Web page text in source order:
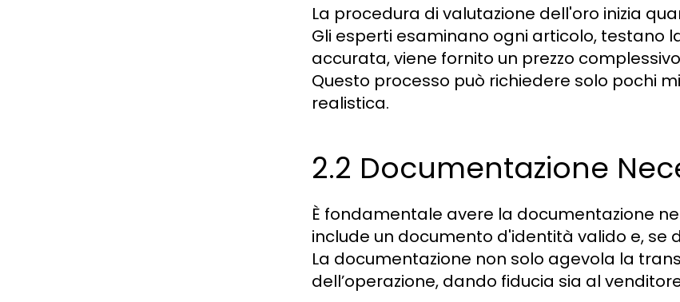
La procedura di valutazione dell'oro inizia
Gli esperti esaminano ogni articolo, testano
accurata, viene fornito un prezzo
Questo processo può richiedere solo pochi
realistica.
2.2 Documentazione
È fondamentale avere la documentazione
include un documento d'identità valido e, se
La documentazione non solo agevola la
dell’operazione, dando fiducia sia al